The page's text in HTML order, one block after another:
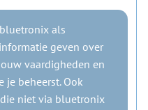
als
geven over
vaardigheden en
je beheerst. Ook
niet via bluetronix